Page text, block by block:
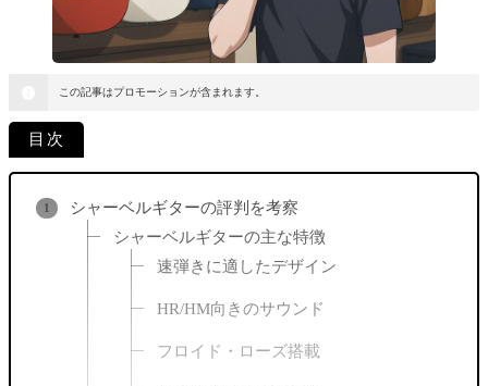
この記事はプロモーションが含まれます。
目次
シャーベルギターの評判を考察
シャーベルギターの主な特徴
速弾きに適したデザイン
HR/HM向きのサウンド
フロイド・ローズ搭載